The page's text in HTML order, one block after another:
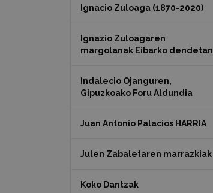
Ignacio Zuloaga (1870-2020)
Ignazio Zuloagaren
margolanak Eibarko dendetan
Indalecio Ojanguren,
Gipuzkoako Foru Aldundia
Juan Antonio Palacios HARRIA
Julen Zabaletaren marrazkiak
Koko Dantzak